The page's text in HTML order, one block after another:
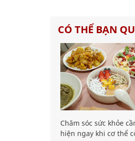
CÓ THỂ BẠN
Chăm sóc sức khỏe
hiện ngay khi cơ thể